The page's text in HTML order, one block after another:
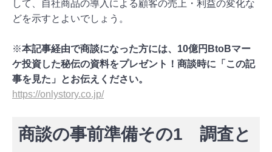
して、自社商品の導入による顧客の売上・利益の変化な
どを示すとよいでしょう。
※本記事経由で商談になった方には、10億円BtoBマー
ケ投資した秘伝の資料をプレゼント！商談時に「この記
事を見た」とお伝えください。
https://onlystory.co.jp/
商談の事前準備その1 調査と